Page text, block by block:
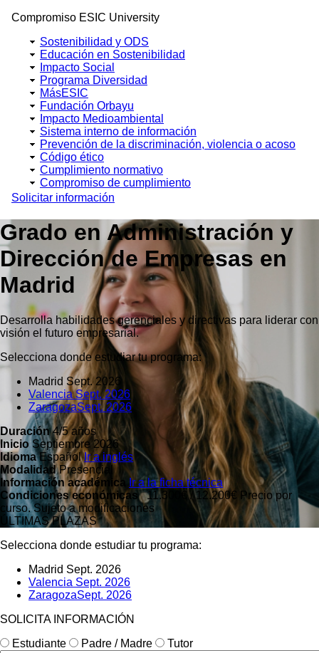
Compromiso ESIC University
Sostenibilidad y ODS
Educación en Sostenibilidad
Impacto Social
Programa Diversidad
MásESIC
Fundación Orbayu
Impacto Medioambiental
Sistema interno de información
Prevención de la discriminación, violencia o acoso
Código ético
Cumplimiento normativo
Compromiso de cumplimiento
Solicitar información
Grado en Administración y
Dirección de Empresas en
Madrid
Desarrolla habilidades gerenciales y directivas para liderar con
visión el futuro empresarial.
Selecciona donde estudiar tu programa:
Madrid Sept. 2026
ValenciaSept. 2026
ZaragozaSept. 2026
Duración4/5 años
Inicio Septiembre 2026
IdiomaEspañolIr a inglés
ModalidadPresencial
Información académica
Ir a la ficha técnica
Condiciones económicas11.300€ / 12.200€ Precio por
curso. Sujeto a modificaciones
ÚLTIMAS PLAZAS
Selecciona donde estudiar tu programa:
Madrid Sept. 2026
Valencia Sept. 2026
ZaragozaSept. 2026
SOLICITA INFORMACIÓN
Estudiante
Padre / Madre Tutor